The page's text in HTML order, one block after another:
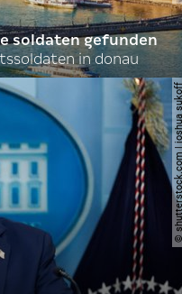
soldaten gefunden
in donau
©